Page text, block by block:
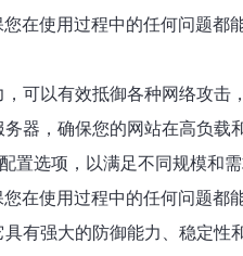
在使用过程中的任何问题都
可以有效抵御各种网络攻击
器，确保您的网站在高负载
置选项，以满足不同规模和需
在使用过程中的任何问题都
有强大的防御能力、稳定